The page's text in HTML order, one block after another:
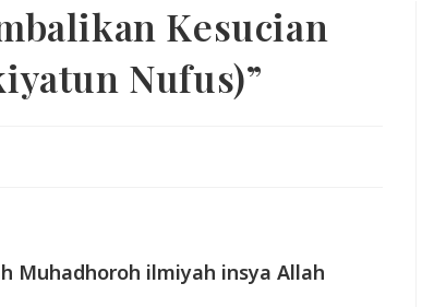
Kesucian
Nufus)”
Muhadhoroh ilmiyah insya Allah